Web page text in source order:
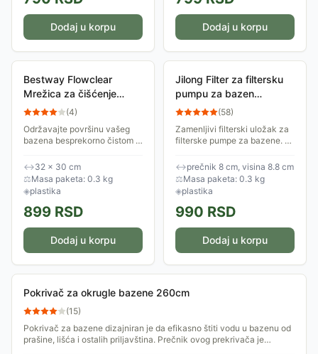
Dodaj u korpu Dodaj u korpu
Bestway Flowclear
Mrežica za čišćenje
bazena Bez drške 58277
(4)
Održavajte površinu vašeg
bazena besprekorno čistom i
Flowclear AquaScoop
mrežicu za lišće. Isporučuje
se bez drške.
↔32 × 30 cm
⚖Masa paketa: 0.3 kg
◈plastika
899 RSD
Dodaj u korpu
Jilong Filter za filtersku
pumpu za bazen
8x8.8cm 2kom 290587
(58)
Zamenljivi filterski uložak za
filterske pumpe za bazene. U
filtera. Dimenzije filtera su
8x8.8cm.
↔prečnik 8 cm, visina 8.8 cm
⚖Masa paketa: 0.3 kg
◈plastika
990 RSD
Dodaj u korpu
Pokrivač za okrugle bazene 260cm
(15)
Pokrivač za bazene dizajniran je da efikasno štiti vodu u bazenu od
prašine, lišća i ostalih priljavština. Prečnik ovog prekrivača je